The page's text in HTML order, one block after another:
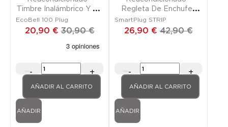
Timbre Inalámbrico Y Sin
Pilas Enchufable
EcoBell 100 Plug
20,90 € 30,90 €
- +
AÑADIR AL CARRITO
AÑADIR
Regleta De Enchufes
Conectada
SmartPlug STRIP
26,90 € 42,90 €
- +
AÑADIR AL CARRITO
AÑADIR